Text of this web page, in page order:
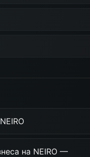
на NEIRO —